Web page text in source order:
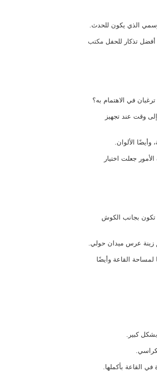
الذي يكون للحدث.
تذكار للحفل مكتب
في الاهتمام به؟
وقت عند تجهيز
الألوان.
جعلت اختيار
تكون بجانب الكوش
زينة عرس ميدان حولي.
لمساحة القاعة وأيضًا
كبير.
القاعة بأكملها.